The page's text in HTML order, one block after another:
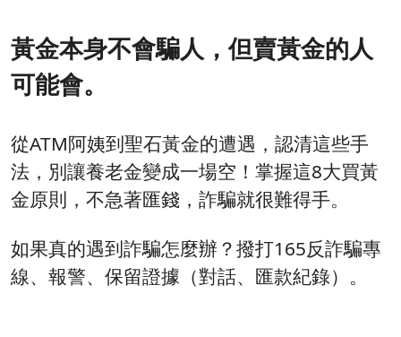
黃金本身不會騙人，但賣黃金的人
可能會。
從ATM阿姨到聖石黃金的遭遇，認清這些手
法，別讓養老金變成一場空！掌握這8大買黃
金原則，不急著匯錢，詐騙就很難得手。
如果真的遇到詐騙怎麼辦？撥打165反詐騙專
線、報警、保留證據（對話、匯款紀錄）。